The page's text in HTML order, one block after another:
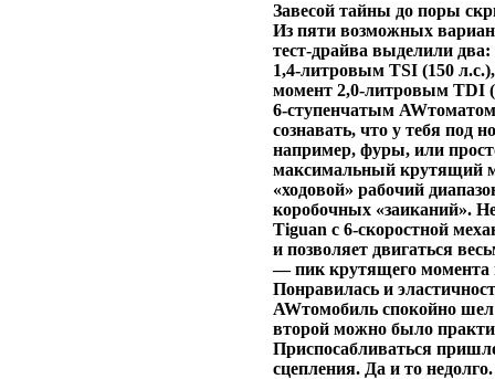
Завесой тайны до поры
Из пяти возможных
тест-драйва выделили
1,4‑литровым TSI (150
момент 2,0‑литровым TDI
6‑ступенчатым
сознавать, что у тебя под
например, фуры, или
максимальный крутящий
«ходовой» рабочий
коробочных «заиканий».
Tiguan с 6‑скоростной
и позволяет двигаться
— пик крутящего момента
Понравилась и
AWтомобиль спокойно
второй можно было
Приспосабливаться
сцепления. Да и то недолго.